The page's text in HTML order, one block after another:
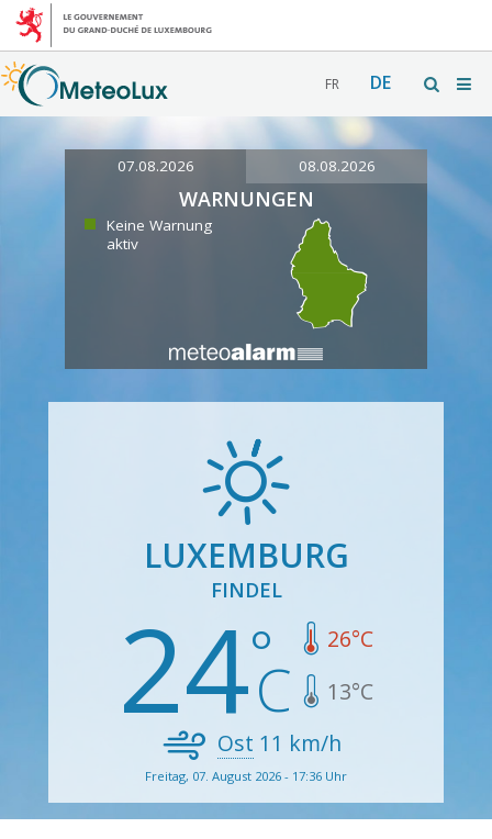
FR DE
07.08.2026 08.08.2026
WARNUNGEN
Keine Warnung
aktiv
LUXEMBURG
FINDEL
24 26°C
13°C
Ost 11 km/h
Freitag, 07. August 2026 - 17:36 Uhr